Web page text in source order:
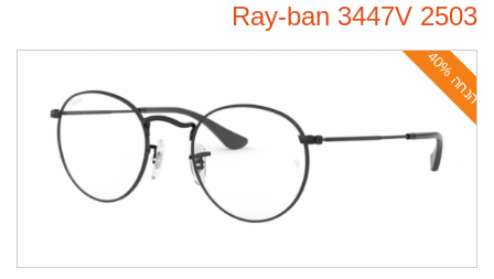
Ray-ban 3447V 2503
ה
נ
ח
ה
4
0